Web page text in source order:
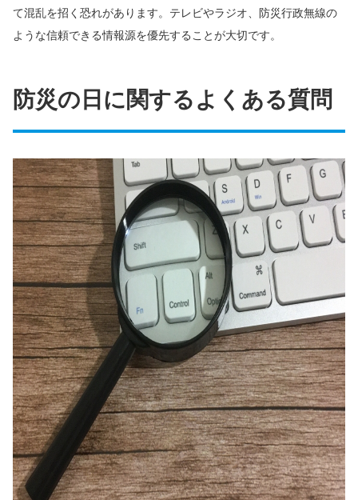
て混乱を招く恐れがあります。テレビやラジオ、防災行政無線の
ような信頼できる情報源を優先することが大切です。
防災の日に関するよくある質問